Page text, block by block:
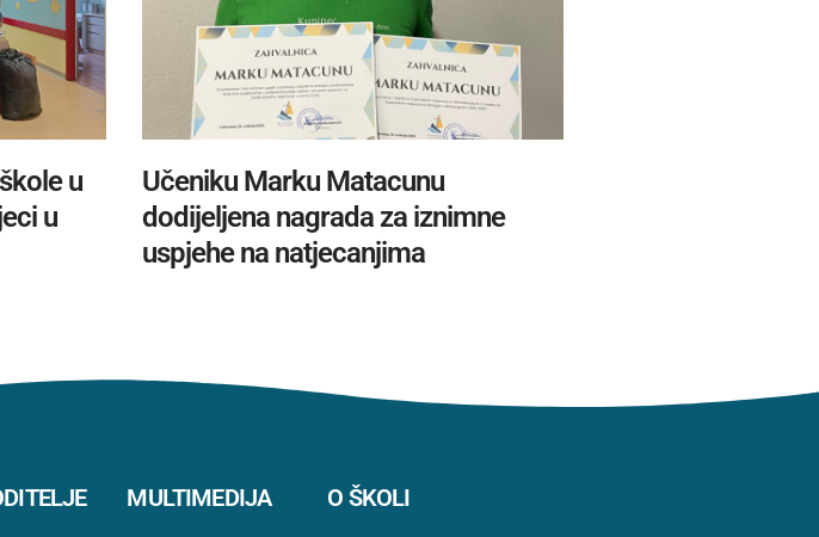
u
u
Učeniku Marku Matacunu
dodijeljena nagrada za iznimne
uspjehe na natjecanjima
MULTIMEDIJA O ŠKOLI